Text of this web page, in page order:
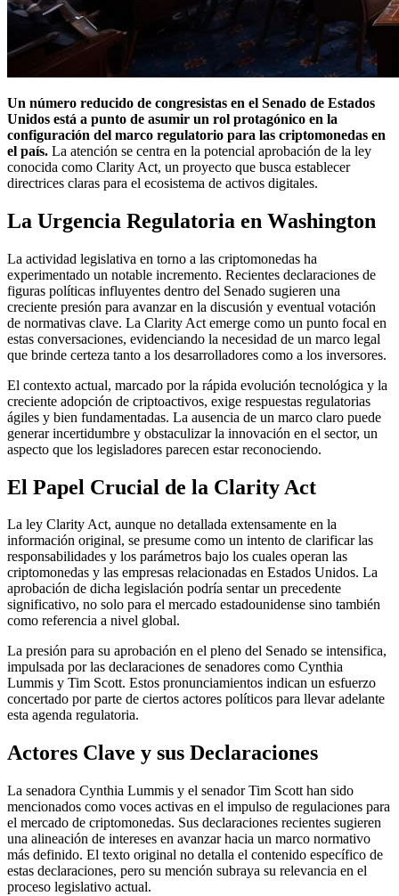
Un número reducido de congresistas en el Senado de Estados
Unidos está a punto de asumir un rol protagónico en la
configuración del marco regulatorio para las criptomonedas en
el país. La atención se centra en la potencial aprobación de la ley
conocida como Clarity Act, un proyecto que busca establecer
directrices claras para el ecosistema de activos digitales.
La Urgencia Regulatoria en Washington
La actividad legislativa en torno a las criptomonedas ha
experimentado un notable incremento. Recientes declaraciones de
figuras políticas influyentes dentro del Senado sugieren una
creciente presión para avanzar en la discusión y eventual votación
de normativas clave. La Clarity Act emerge como un punto focal en
estas conversaciones, evidenciando la necesidad de un marco legal
que brinde certeza tanto a los desarrolladores como a los inversores.
El contexto actual, marcado por la rápida evolución tecnológica y la
creciente adopción de criptoactivos, exige respuestas regulatorias
ágiles y bien fundamentadas. La ausencia de un marco claro puede
generar incertidumbre y obstaculizar la innovación en el sector, un
aspecto que los legisladores parecen estar reconociendo.
El Papel Crucial de la Clarity Act
La ley Clarity Act, aunque no detallada extensamente en la
información original, se presume como un intento de clarificar las
responsabilidades y los parámetros bajo los cuales operan las
criptomonedas y las empresas relacionadas en Estados Unidos. La
aprobación de dicha legislación podría sentar un precedente
significativo, no solo para el mercado estadounidense sino también
como referencia a nivel global.
La presión para su aprobación en el pleno del Senado se intensifica,
impulsada por las declaraciones de senadores como Cynthia
Lummis y Tim Scott. Estos pronunciamientos indican un esfuerzo
concertado por parte de ciertos actores políticos para llevar adelante
esta agenda regulatoria.
Actores Clave y sus Declaraciones
La senadora Cynthia Lummis y el senador Tim Scott han sido
mencionados como voces activas en el impulso de regulaciones para
el mercado de criptomonedas. Sus declaraciones recientes sugieren
una alineación de intereses en avanzar hacia un marco normativo
más definido. El texto original no detalla el contenido específico de
estas declaraciones, pero su mención subraya su relevancia en el
proceso legislativo actual.